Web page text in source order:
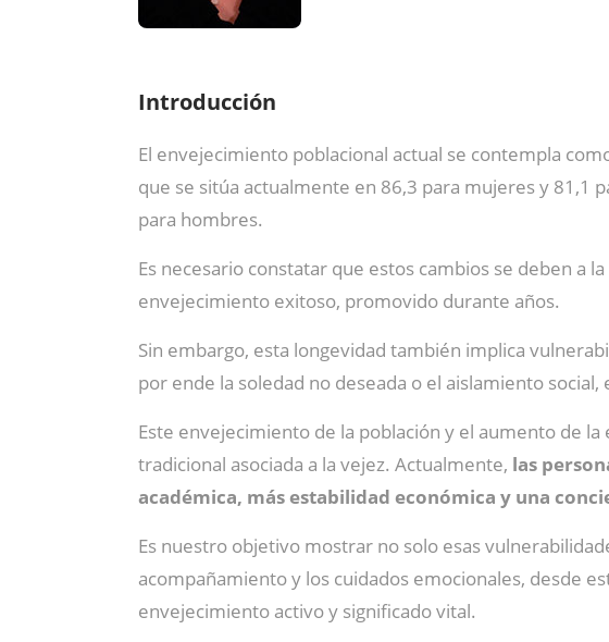
Introducción
El envejecimiento poblacional actual se contempla
que se sitúa actualmente en 86,3 para mujeres y 81,1
para hombres.
Es necesario constatar que estos cambios se deben a
envejecimiento exitoso, promovido durante años.
Sin embargo, esta longevidad también implica
por ende la soledad no deseada o el aislamiento
Este envejecimiento de la población y el aumento de
tradicional asociada a la vejez. Actualmente, las
académica, más estabilidad económica y una
Es nuestro objetivo mostrar no solo esas
acompañamiento y los cuidados emocionales, desde
envejecimiento activo y significado vital.